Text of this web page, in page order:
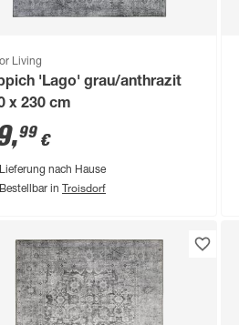
Living
'Lago' grau/anthrazit
x 230 cm
,99 €
Lieferung nach Hause
Bestellbar in Troisdorf